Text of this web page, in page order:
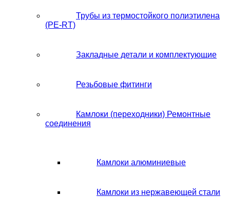
Трубы из термостойкого полиэтилена
(PE-RT)
Закладные детали и комплектующие
Резьбовые фитинги
Камлоки (переходники) Ремонтные
соединения
Камлоки алюминиевые
Камлоки из нержавеющей стали